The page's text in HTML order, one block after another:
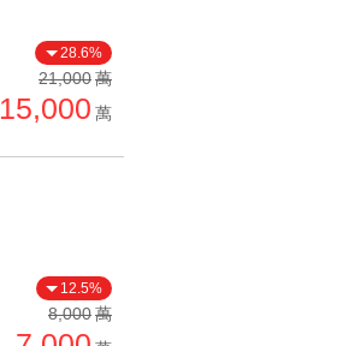
28.6%
21,000萬
15,000 萬
12.5%
8,000萬